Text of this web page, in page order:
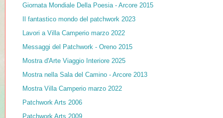
Giornata Mondiale Della Poesia - Arcore 2015
Il fantastico mondo del patchwork 2023
Lavori a Villa Camperio marzo 2022
Messaggi del Patchwork - Oreno 2015
Mostra d'Arte Viaggio Interiore 2025
Mostra nella Sala del Camino - Arcore 2013
Mostra Villa Camperio marzo 2022
Patchwork Arts 2006
Patchwork Arts 2009